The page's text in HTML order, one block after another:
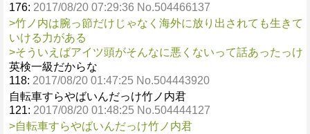
176: 2017/08/20 07:29:36 No.504466137
>竹ノ内は腕っ節だけじゃなく海外に放り出されても生きて
いける力がある
>そういえばアイツ頭がそんなに悪くないって話あったっけ
英検一級だからな
118: 2017/08/20 01:47:25 No.504443920
自転車すらやばいんだっけ竹ノ内君
121: 2017/08/20 01:48:25 No.504444127
>自転車すらやばいんだっけ竹ノ内君